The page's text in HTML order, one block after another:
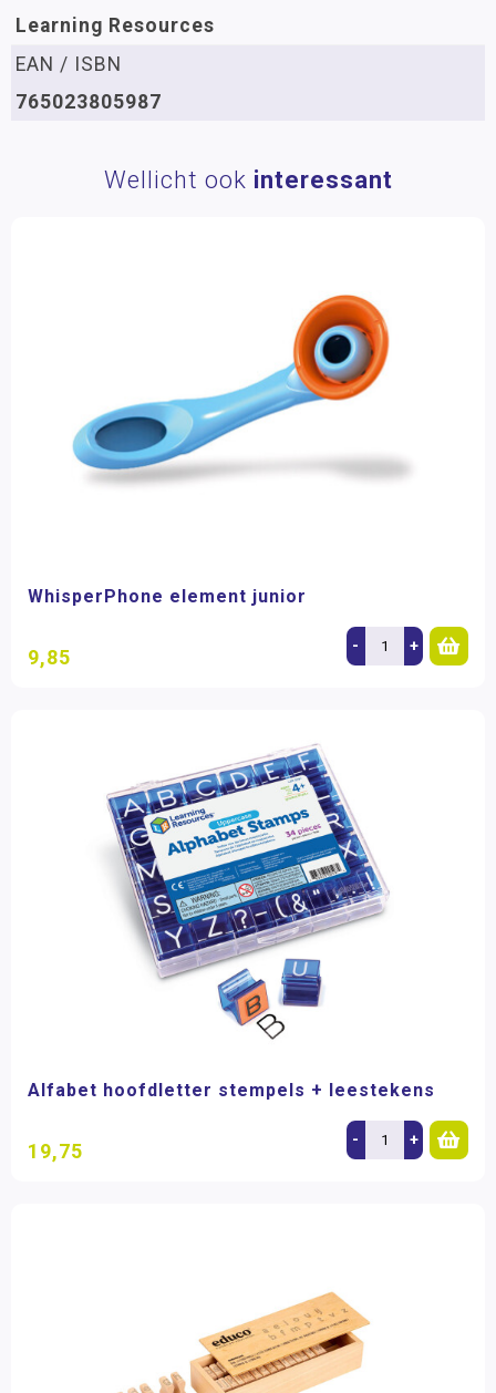
Learning Resources
EAN / ISBN
765023805987
Wellicht ook interessant
WhisperPhone element junior
9,85 - +
Alfabet hoofdletter stempels + leestekens
19,75 - +